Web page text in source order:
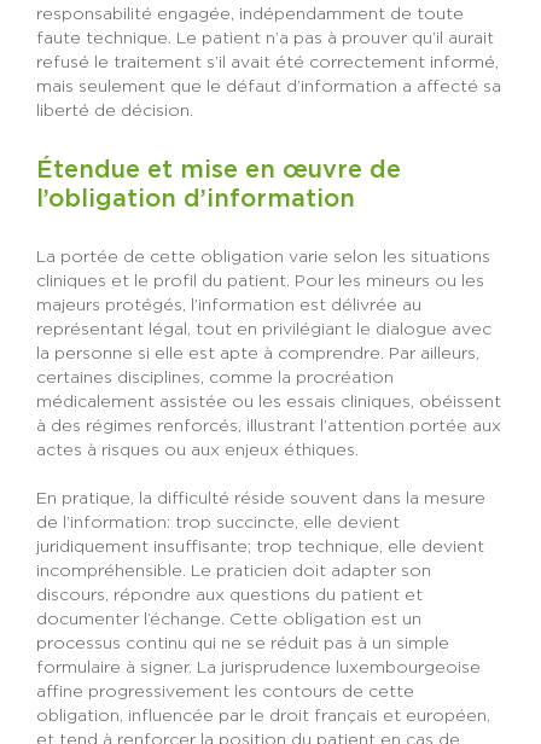
responsabilité engagée, indépendamment de toute
faute technique. Le patient n’a pas à prouver qu’il aurait
refusé le traitement s’il avait été correctement informé,
mais seulement que le défaut d’information a affecté sa
liberté de décision.
Étendue et mise en œuvre de
l’obligation d’information
La portée de cette obligation varie selon les situations
cliniques et le profil du patient. Pour les mineurs ou les
majeurs protégés, l’information est délivrée au
représentant légal, tout en privilégiant le dialogue avec
la personne si elle est apte à comprendre. Par ailleurs,
certaines disciplines, comme la procréation
médicalement assistée ou les essais cliniques, obéissent
à des régimes renforcés, illustrant l’attention portée aux
actes à risques ou aux enjeux éthiques.
En pratique, la difficulté réside souvent dans la mesure
de l’information: trop succincte, elle devient
juridiquement insuffisante; trop technique, elle devient
incompréhensible. Le praticien doit adapter son
discours, répondre aux questions du patient et
documenter l’échange. Cette obligation est un
processus continu qui ne se réduit pas à un simple
formulaire à signer. La jurisprudence luxembourgeoise
affine progressivement les contours de cette
obligation, influencée par le droit français et européen,
et tend à renforcer la position du patient en cas de